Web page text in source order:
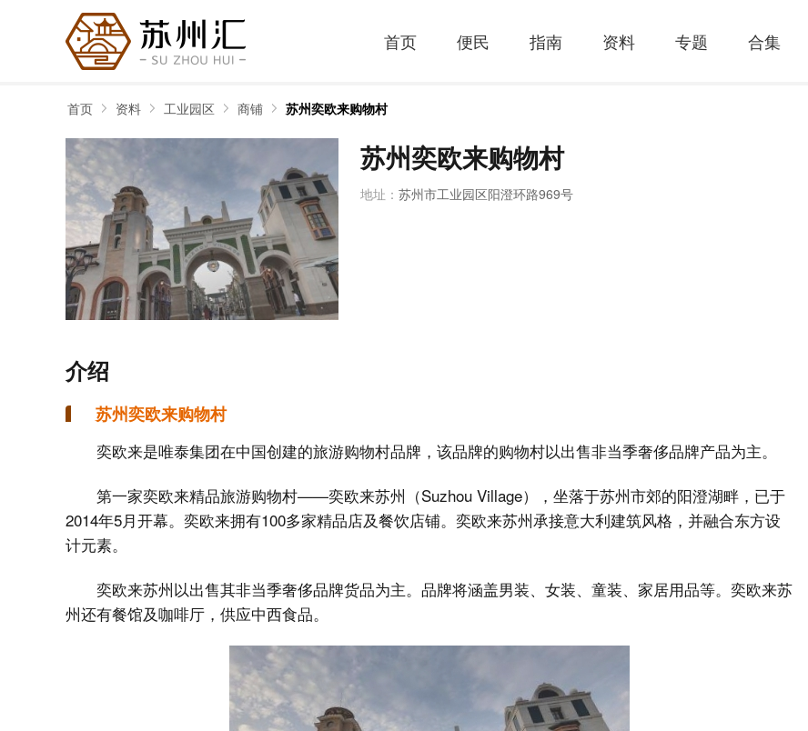
首页 便民 指南 资料 专题 合集
首页 资料 工业园区 商铺 苏州奕欧来购物村
苏州奕欧来购物村
地址： 苏州市工业园区阳澄环路969号
介绍
苏州奕欧来购物村
奕欧来是唯泰集团在中国创建的旅游购物村品牌，该品牌的购物村以出售非当季奢侈品牌产品为主。
第一家奕欧来精品旅游购物村——奕欧来苏州（Suzhou Village），坐落于苏州市郊的阳澄湖畔，已于
2014年5月开幕。奕欧来拥有100多家精品店及餐饮店铺。奕欧来苏州承接意大利建筑风格，并融合东方设
计元素。
奕欧来苏州以出售其非当季奢侈品牌货品为主。品牌将涵盖男装、女装、童装、家居用品等。奕欧来苏
州还有餐馆及咖啡厅，供应中西食品。